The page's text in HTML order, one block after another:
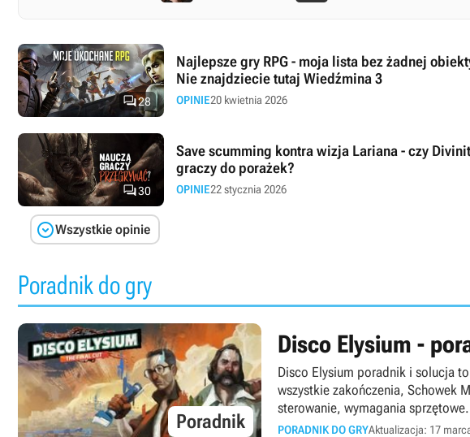
28
Najlepsze gry RPG - moja lista bez żadnej
Nie znajdziecie tutaj Wiedźmina 3
OPINIE20 kwietnia 2026
30
Save scumming kontra wizja Lariana - czy
graczy do porażek?
OPINIE22 stycznia 2026
Wszystkie opinie
Poradnik do gry
Poradnik
Disco Elysium -
Disco Elysium poradnik i solucja
wszystkie zakończenia, Schowek
sterowanie, wymagania sprzętowe.
PORADNIK DO GRYAktualizacja: 17